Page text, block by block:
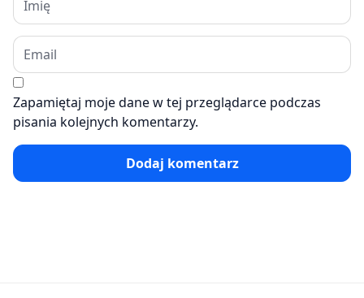
Zapamiętaj moje dane w tej przeglądarce podczas
pisania kolejnych komentarzy.
Dodaj komentarz